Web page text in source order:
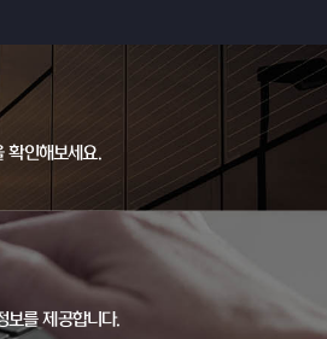
확인해보세요.
보를 제공합니다.